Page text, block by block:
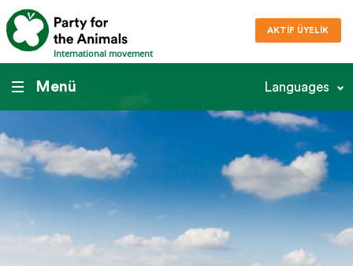
International movement
AKTIF ÜYELIK
Menü Languages